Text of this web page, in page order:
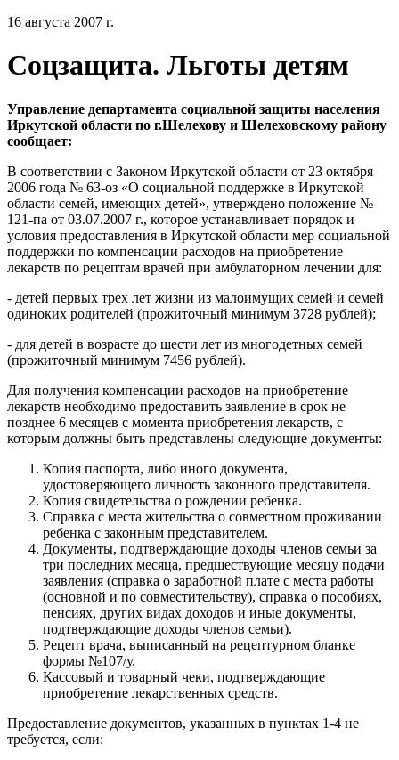
16 августа 2007 г.
Соцзащита. Льготы детям
Управление департамента социальной защиты населения
Иркутской области по г.Шелехову и Шелеховскому району
сообщает:
В соответствии с Законом Иркутской области от 23 октября
2006 года № 63-оз «О социальной поддержке в Иркутской
области семей, имеющих детей», утверждено положение №
121-па от 03.07.2007 г., которое устанавливает порядок и
условия предоставления в Иркутской области мер социальной
поддержки по компенсации расходов на приобретение
лекарств по рецептам врачей при амбулаторном лечении для:
- детей первых трех лет жизни из малоимущих семей и семей
одиноких родителей (прожиточный минимум 3728 рублей);
- для детей в возрасте до шести лет из многодетных семей
(прожиточный минимум 7456 рублей).
Для получения компенсации расходов на приобретение
лекарств необходимо предоставить заявление в срок не
позднее 6 месяцев с момента приобретения лекарств, с
которым должны быть представлены следующие документы:
Копия паспорта, либо иного документа,
удостоверяющего личность законного представителя.
Копия свидетельства о рождении ребенка.
Справка с места жительства о совместном проживании
ребенка с законным представителем.
Документы, подтверждающие доходы членов семьи за
три последних месяца, предшествующие месяцу подачи
заявления (справка о заработной плате с места работы
(основной и по совместительству), справка о пособиях,
пенсиях, других видах доходов и иные документы,
подтверждающие доходы членов семьи).
Рецепт врача, выписанный на рецептурном бланке
формы №107/у.
Кассовый и товарный чеки, подтверждающие
приобретение лекарственных средств.
Предоставление документов, указанных в пунктах 1-4 не
требуется, если: